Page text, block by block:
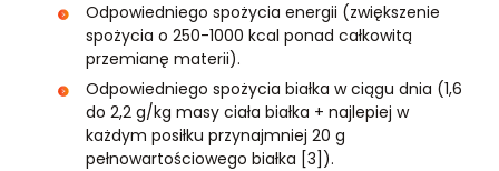
Odpowiedniego spożycia energii (zwiększenie
spożycia o 250-1000 kcal ponad całkowitą
przemianę materii).
Odpowiedniego spożycia białka w ciągu dnia (1,6
do 2,2 g/kg masy ciała białka + najlepiej w
każdym posiłku przynajmniej 20 g
pełnowartościowego białka [3]).